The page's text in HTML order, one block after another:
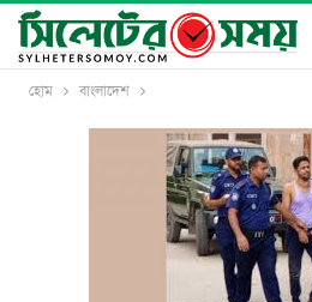
হোম বাংলাদেশ